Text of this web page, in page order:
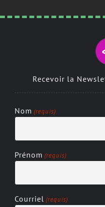
Recevoir la
Nom (requis)
Prénom (requis)
Courriel (requis)